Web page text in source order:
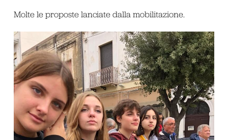
Molte le proposte lanciate dalla mobilitazione.